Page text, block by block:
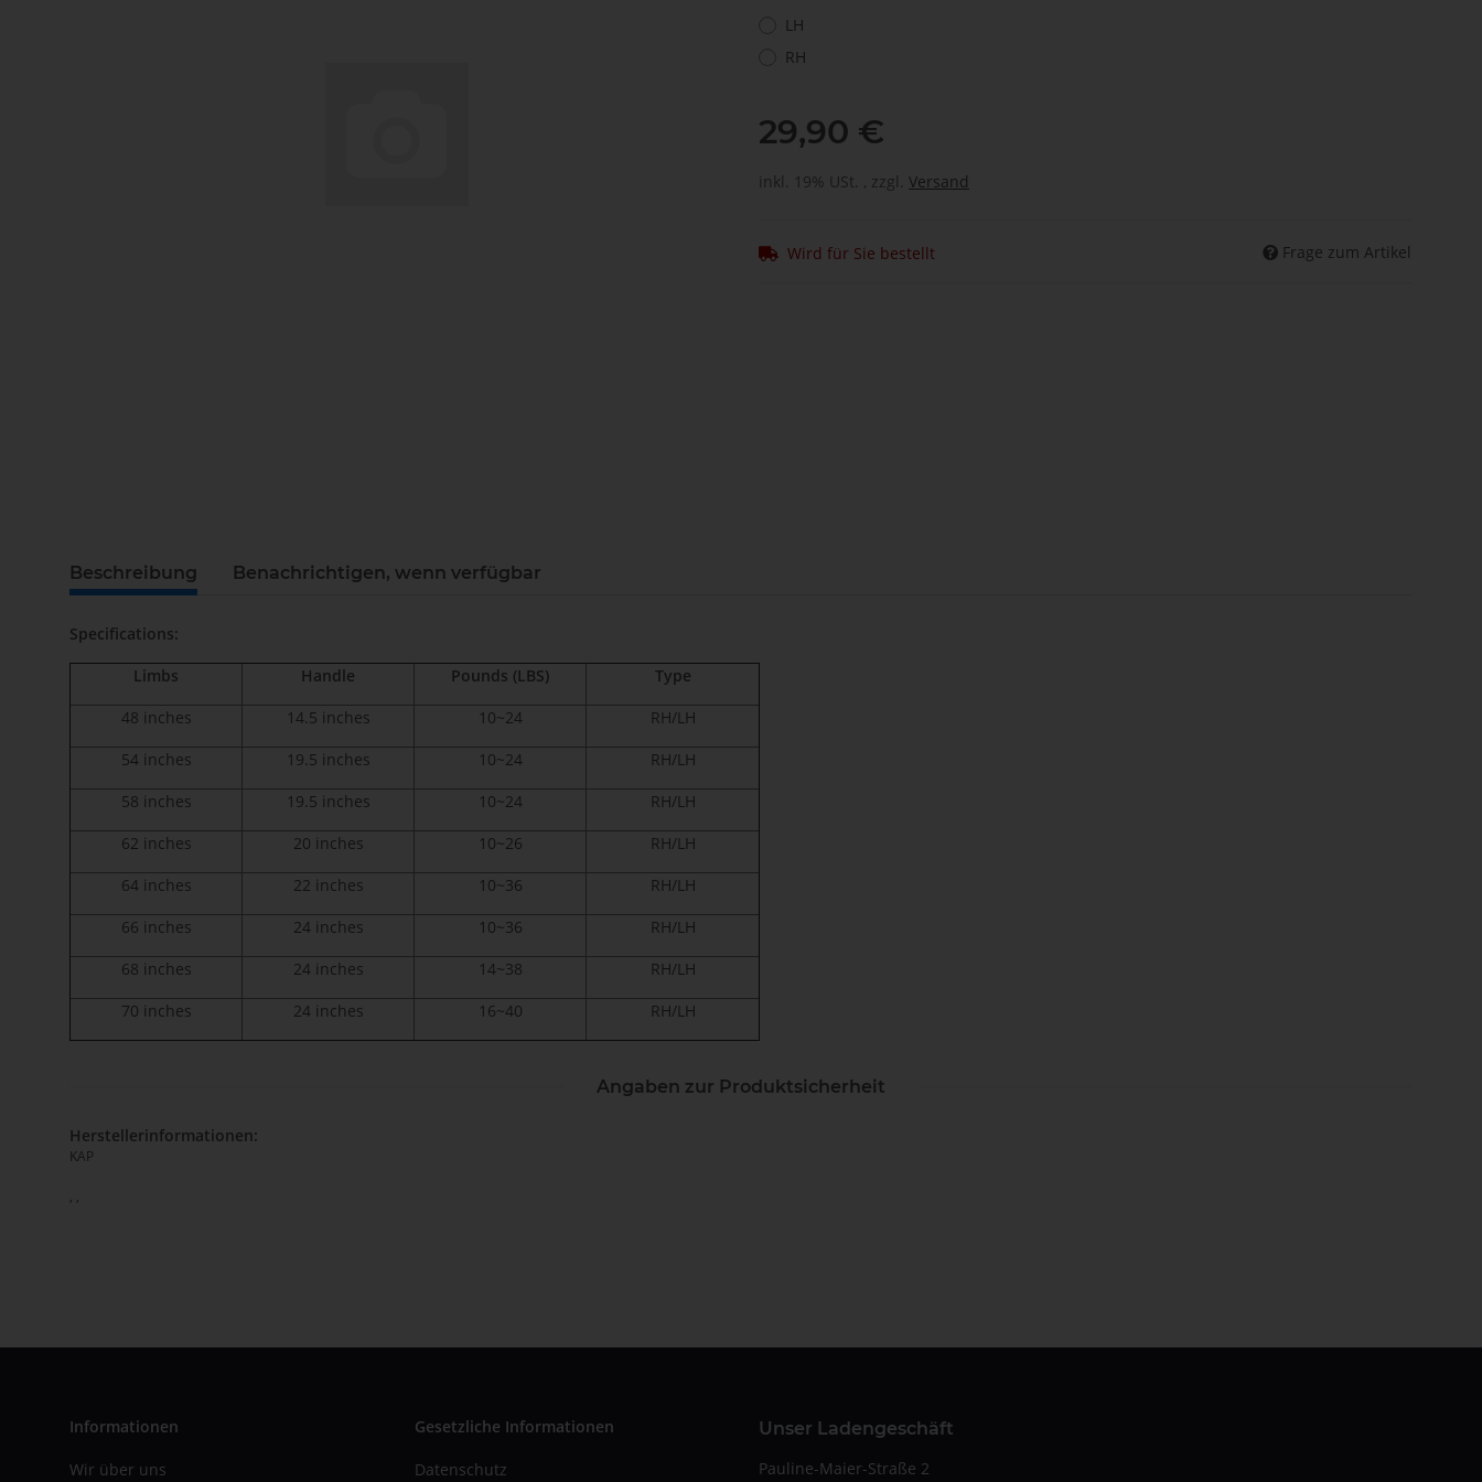
LH
RH
29,90 €
inkl. 19% USt. , zzgl. Versand
Wird für Sie bestellt Frage zum Artikel
Beschreibung Benachrichtigen, wenn verfügbar
Specifications:
Limbs
Handle Pounds (LBS)
Type
48 inches
14.5 inches 10~24
RH/LH
54 inches
19.5 inches 10~24
RH/LH
58 inches
19.5 inches 10~24
RH/LH
62 inches
20 inches 10~26
RH/LH
64 inches
22 inches 10~36
RH/LH
66 inches
24 inches 10~36
RH/LH
68 inches
24 inches 14~38
RH/LH
70 inches
24 inches 16~40 RH/LH
Angaben zur Produktsicherheit
Herstellerinformationen:
KAP
, ,
Informationen
Wir über uns
Gesetzliche Informationen
Datenschutz
Unser Ladengeschäft
Pauline-Maier-Straße 2